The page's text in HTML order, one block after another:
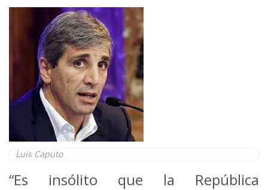
Luis Caputo
“Es insólito que la República